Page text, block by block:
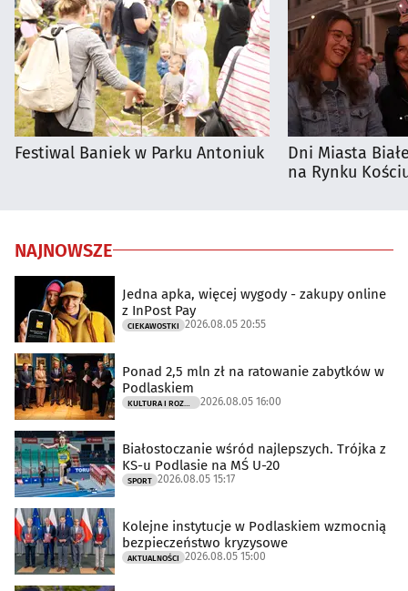
Festiwal Baniek w Parku Antoniuk
Dni Miasta
na Rynku
NAJNOWSZE
Jedna apka, więcej wygody - zakupy online
z InPost Pay
CIEKAWOSTKI 2026.08.05 20:55
Ponad 2,5 mln zł na ratowanie zabytków w
Podlaskiem
KULTURA I ROZRYWKA 2026.08.05 16:00
Białostoczanie wśród najlepszych. Trójka z
KS-u Podlasie na MŚ U-20
SPORT 2026.08.05 15:17
Kolejne instytucje w Podlaskiem wzmocnią
bezpieczeństwo kryzysowe
AKTUALNOŚCI 2026.08.05 15:00